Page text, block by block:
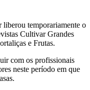
temporariamente o
Cultivar Grandes
e Frutas.
com os profissionais
neste período em que